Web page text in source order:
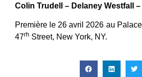
Colin Trudell – Delaney Westfall
Première le 26 avril 2026 au
47rh Street, New York, NY.